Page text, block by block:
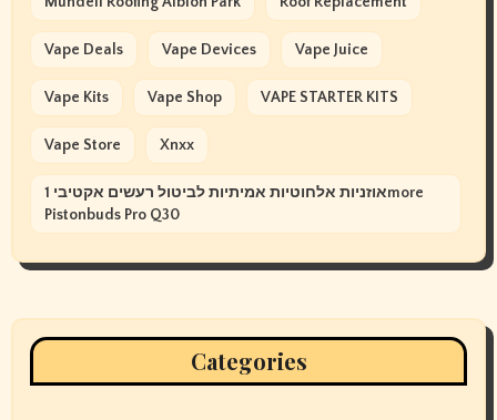
Vape Deals Vape Devices Vape Juice
Vape Kits Vape Shop VAPE STARTER KITS
Vape Store Xnxx
אוזניות אלחוטיות אמיתיות לביטול רעשים אקטיבי 1more
Pistonbuds Pro Q30
Categories